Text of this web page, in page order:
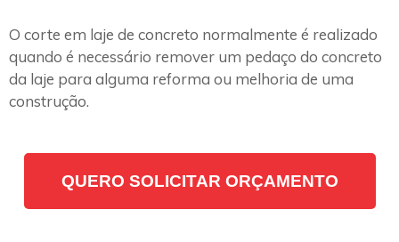
O corte em laje de concreto normalmente é realizado
quando é necessário remover um pedaço do concreto
da laje para alguma reforma ou melhoria de uma
construção.
QUERO SOLICITAR ORÇAMENTO